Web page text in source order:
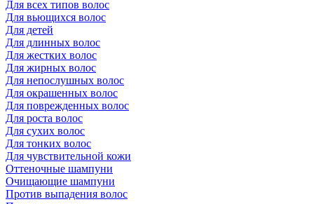
Для всех типов волос
Для вьющихся волос
Для детей
Для длинных волос
Для жестких волос
Для жирных волос
Для непослушных волос
Для окрашенных волос
Для поврежденных волос
Для роста волос
Для сухих волос
Для тонких волос
Для чувствительной кожи
Оттеночные шампуни
Очищающие шампуни
Против выпадения волос